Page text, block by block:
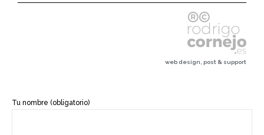
web design, post & support
Tu nombre (obligatorio)